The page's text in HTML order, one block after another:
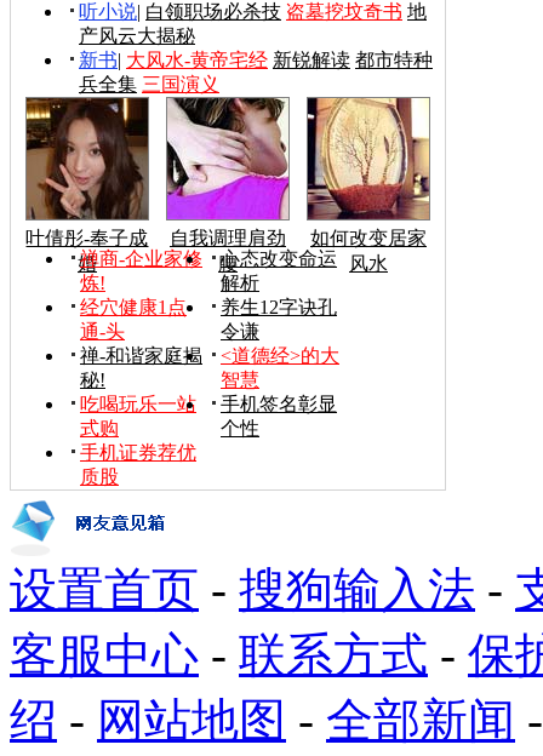
听小说| 白领职场必杀技 盗墓挖坟奇书 地
产风云大揭秘
新书| 大风水-黄帝宅经 新锐解读 都市特种
兵全集 三国演义
叶倩彤-奉子成
婚
自我调理肩劲
腰
如何改变居家
风水
禅商-企业家修
炼!
心态改变命运
解析
经穴健康1点
通-头
养生12字诀孔
令谦
禅-和谐家庭揭
秘!
<道德经>的大
智慧
吃喝玩乐一站
式购
手机签名彰显
个性
手机证券荐优
质股
设置首页 - 搜狗输入法 -
客服中心 - 联系方式 - 保
绍 - 网站地图 - 全部新闻